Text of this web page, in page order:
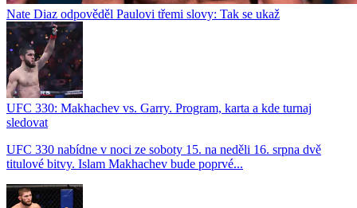
Nate Diaz odpověděl Paulovi třemi slovy: Tak se ukaž
UFC 330: Makhachev vs. Garry. Program, karta a kde turnaj
sledovat
UFC 330 nabídne v noci ze soboty 15. na neděli 16. srpna dvě
titulové bitvy. Islam Makhachev bude poprvé...